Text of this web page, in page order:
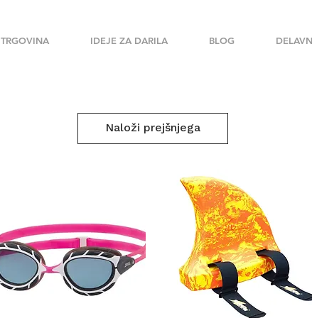
TRGOVINA IDEJE ZA DARILA BLOG
Naloži prejšnjega